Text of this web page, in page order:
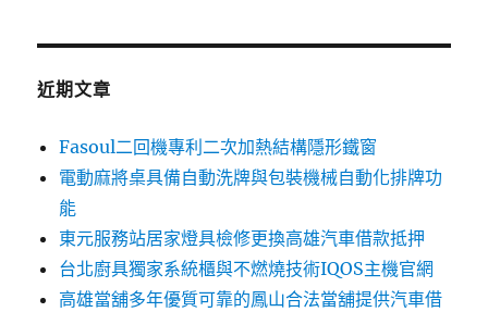
鍵
近期文章
Fasoul二回機專利二次加熱結構隱形鐵窗
電動麻將桌具備自動洗牌與包裝機械自動化排牌功
能
東元服務站居家燈具檢修更換高雄汽車借款抵押
台北廚具獨家系統櫃與不燃燒技術IQOS主機官網
高雄當舖多年優質可靠的鳳山合法當舖提供汽車借